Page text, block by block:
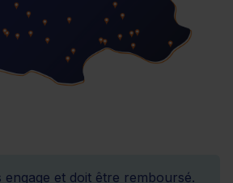
engage et doit être remboursé.